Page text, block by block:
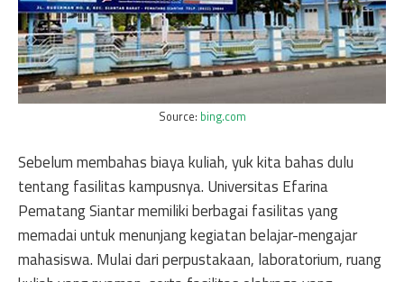
Source: bing.com
Sebelum membahas biaya kuliah, yuk kita bahas dulu
tentang fasilitas kampusnya. Universitas Efarina
Pematang Siantar memiliki berbagai fasilitas yang
memadai untuk menunjang kegiatan belajar-mengajar
mahasiswa. Mulai dari perpustakaan, laboratorium, ruang